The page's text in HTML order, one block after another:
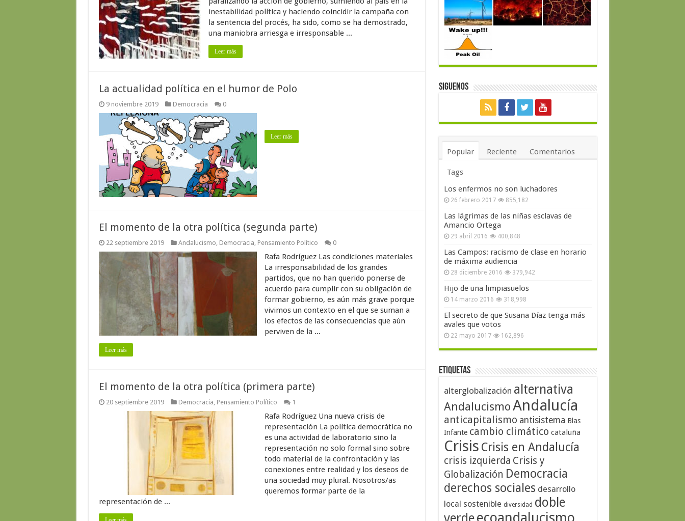
inestabilidad política y haciendo coincidir la campaña con
la sentencia del procés, ha sido, como se ha demostrado,
una maniobra arriesga e irresponsable ...
Leer más
La actualidad política en el humor de Polo
9 noviembre 2019 Democracia 0
Leer más
El momento de la otra política (segunda parte)
22 septiembre 2019 Andalucismo, Democracia, Pensamiento Político 0
Rafa Rodríguez Las condiciones materiales
La irresponsabilidad de los grandes
partidos, que no han querido ponerse de
acuerdo para cumplir con su obligación de
formar gobierno, es aún más grave porque
vivimos un contexto en el que se suman a
los efectos de las consecuencias que aún
perviven de la ...
Leer más
El momento de la otra política (primera parte)
20 septiembre 2019 Democracia, Pensamiento Político 1
Rafa Rodríguez Una nueva crisis de
representación La política democrática no
es una actividad de laboratorio sino la
representación no solo formal sino sobre
todo material de la confrontación y las
conexiones entre realidad y los deseos de
una sociedad muy plural. Nosotros/as
queremos formar parte de la
representación de ...
Siguenos
Popular Reciente Comentarios
Tags
Los enfermos no son luchadores
26 febrero 2017 855,182
Las lágrimas de las niñas esclavas de
Amancio Ortega
29 abril 2016 400,848
Las Campos: racismo de clase en horario
de máxima audiencia
28 diciembre 2016 379,942
Hijo de una limpiasuelos
14 marzo 2016 318,998
El secreto de que Susana Díaz tenga más
avales que votos
22 mayo 2017 162,896
Etiquetas
alterglobalización alternativa
AndalucismoAndalucía
anticapitalismo antisistema Blas
Infante cambio climático cataluña
Crisis Crisis en Andalucía
crisis izquierda Crisis y
Globalización Democracia
derechos sociales desarrollo
local sostenible diversidad doble
ecoandalucismo